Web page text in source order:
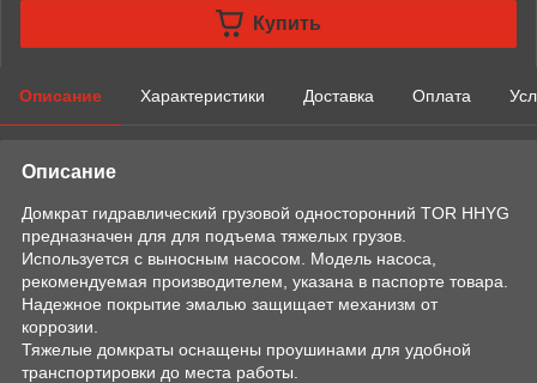
Купить
Описание Характеристики Доставка Оплата
Описание
Домкрат гидравлический грузовой односторонний TOR HHYG
предназначен для для подъема тяжелых грузов.
Используется с выносным насосом. Модель насоса,
рекомендуемая производителем, указана в паспорте товара.
Надежное покрытие эмалью защищает механизм от
коррозии.
Тяжелые домкраты оснащены проушинами для удобной
транспортировки до места работы.